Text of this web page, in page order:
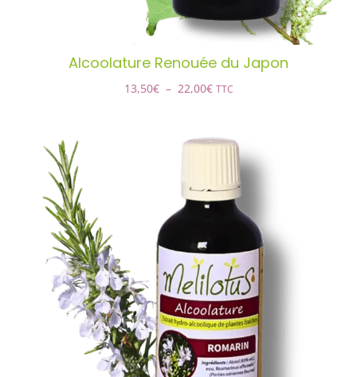
CHOISIES
SUR
PAGE
DU
PRODUIT
Alcoolature Renouée du Japon
13,50€ – 22,00€Plage
à
22,00€
TTC
Alcoolature Romarin
AJOUTER AU PANIER
/
DÉTAILS